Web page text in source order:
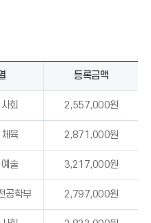
등록금액
회 2,557,000원
육 2,871,000원
술 3,217,000원
공학부 2,797,000원